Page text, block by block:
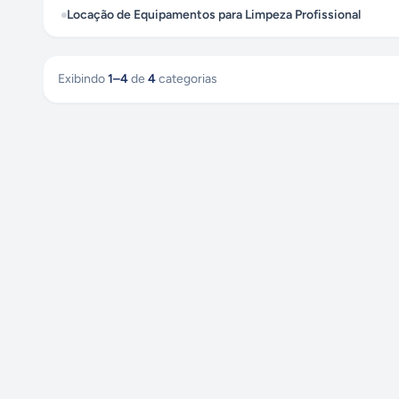
Locação de Equipamentos para Limpeza Profissional
Exibindo1–4de 4categorias